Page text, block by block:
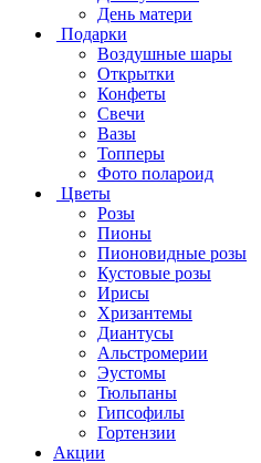
День матери
Подарки
Воздушные шары
Открытки
Конфеты
Свечи
Вазы
Топперы
Фото полароид
Цветы
Розы
Пионы
Пионовидные розы
Кустовые розы
Ирисы
Хризантемы
Диантусы
Альстромерии
Эустомы
Тюльпаны
Гипсофилы
Гортензии
Акции